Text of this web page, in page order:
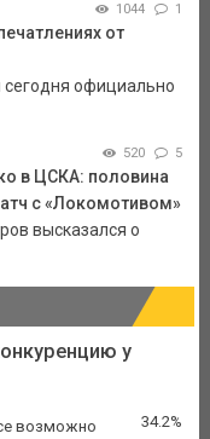
1044 1
от
официально
520 5
в ЦСКА: половина
с «Локомотивом»
высказался о
у
возможно 34.2%